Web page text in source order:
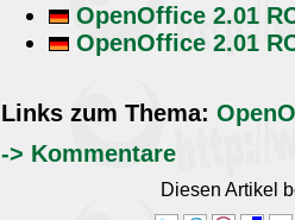
OpenOffice 2.01
OpenOffice 2.01
Links zum Thema:
-> Kommentare
Diesen Artikel